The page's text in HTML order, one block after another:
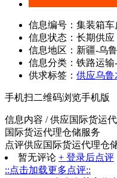
信息编号： 集装箱车
信息状态： 长期供应
信息地区： 新疆-乌
信息分类： 铁路运输
供求标签： 供应乌鲁
手机扫二维码浏览手机版
信息内容 / 供应国际货运
国际货运代理仓储服务
点评供应国际货运代理仓
暂无评论 + 登录后点评
::点击加载更多点评::